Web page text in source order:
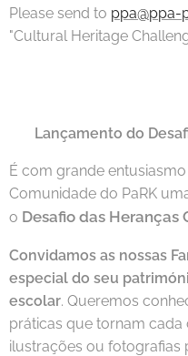
Please send to ppa@ppa-
"Cultural Heritage
Lançamento do
É com grande
Comunidade do PaRK
o Desafio das Heranças
Convidamos as nossas
especial do seu
escolar. Queremos
práticas que tornam
ilustrações ou fotografias